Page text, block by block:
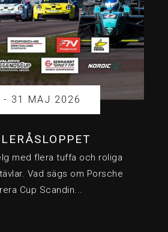
- 31 MAJ 2026
med flera tuffa och roliga
Vad sägs om Porsche
Cup Scandin...